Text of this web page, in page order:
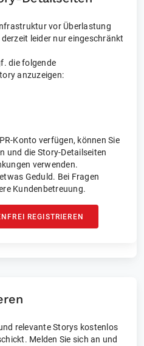
vor Überlastung
leider nur eingeschränkt
die folgende
anzuzeigen:
Konto verfügen, können Sie
und die Story-Detailseiten
verwenden.
Geduld. Bei Fragen
Kundenbetreuung.
REGISTRIEREN
relevante Storys kostenlos
Melden Sie sich an und